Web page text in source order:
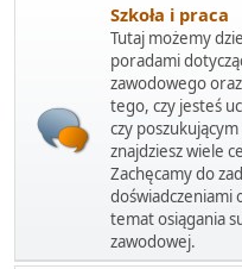
Szkoła i praca
Tutaj możemy
poradami
zawodowego
tego, czy jesteś
czy
znajdziesz wiele
Zachęcamy do
doświadczeniami
temat osiągania
zawodowej.